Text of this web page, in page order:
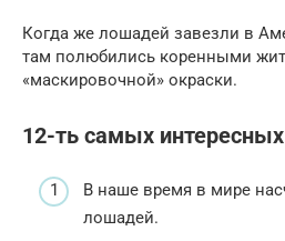
Когда же лошадей завезли в
там полюбились коренными
«маскировочной» окраски.
12-ть самых
В наше время в мире
лошадей.